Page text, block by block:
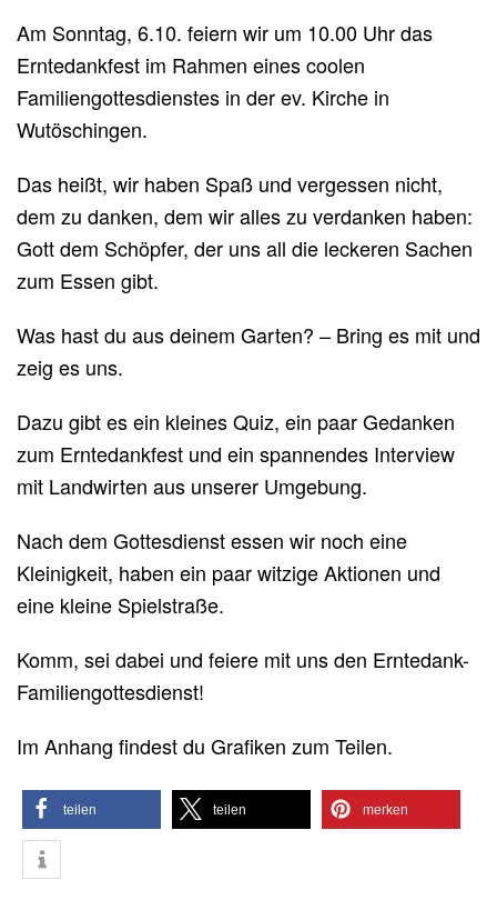
Am Sonntag, 6.10. feiern wir um 10.00 Uhr das
Erntedankfest im Rahmen eines coolen
Familiengottesdienstes in der ev. Kirche in
Wutöschingen.
Das heißt, wir haben Spaß und vergessen nicht,
dem zu danken, dem wir alles zu verdanken haben:
Gott dem Schöpfer, der uns all die leckeren Sachen
zum Essen gibt.
Was hast du aus deinem Garten? – Bring es mit und
zeig es uns.
Dazu gibt es ein kleines Quiz, ein paar Gedanken
zum Erntedankfest und ein spannendes Interview
mit Landwirten aus unserer Umgebung.
Nach dem Gottesdienst essen wir noch eine
Kleinigkeit, haben ein paar witzige Aktionen und
eine kleine Spielstraße.
Komm, sei dabei und feiere mit uns den Erntedank-
Familiengottesdienst!
Im Anhang findest du Grafiken zum Teilen.
teilen teilen merken